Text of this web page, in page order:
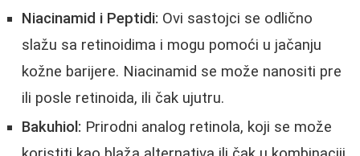
Niacinamid i Peptidi: Ovi sastojci se odlično
slažu sa retinoidima i mogu pomoći u jačanju
kožne barijere. Niacinamid se može nanositi pre
ili posle retinoida, ili čak ujutru.
Bakuhiol: Prirodni analog retinola, koji se može